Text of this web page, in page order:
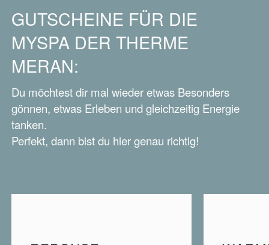
GUTSCHEINE FÜR DIE
MYSPA DER THERME
MERAN:
Du möchtest dir mal wieder etwas Besonders
gönnen, etwas Erleben und gleichzeitig Energie
tanken.
Perfekt, dann bist du hier genau richtig!